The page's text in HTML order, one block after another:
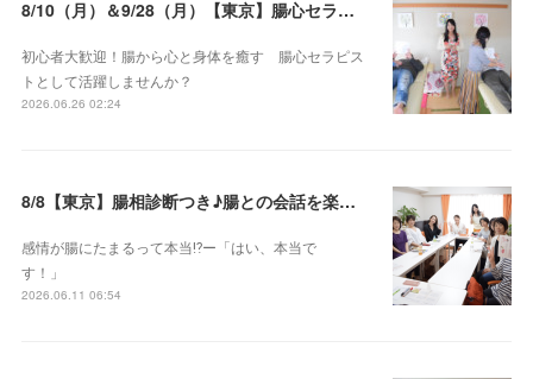
8/10（月）＆9/28（月）【東京】腸心セラピスト養成コース《２日間コース》開講決定
初心者大歓迎！腸から心と身体を癒す 腸心セラピス
トとして活躍しませんか？
2026.06.26 02:24
8/8【東京】腸相診断つき♪腸との会話を楽しむ♡腸心セラピー♪お試し体験会
感情が腸にたまるって本当⁉️ー「はい、本当で
す！」
2026.06.11 06:54